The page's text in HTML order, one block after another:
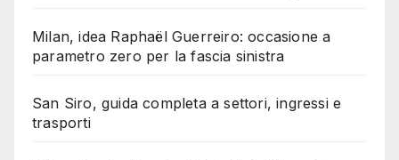
Milan, idea Raphaël Guerreiro: occasione a
parametro zero per la fascia sinistra
San Siro, guida completa a settori, ingressi e
trasporti